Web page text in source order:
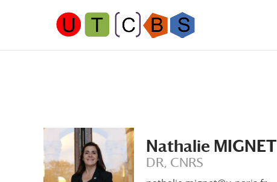
principal
navigation
Nathalie MIGNET
DR, CNRS